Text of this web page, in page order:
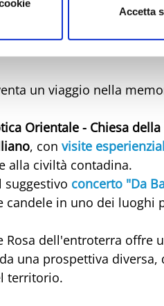
Accetta
band britannica in una
un viaggio nella
Orientale - Chiesa
, con visite
alla civiltà contadina.
suggestivo concerto "Da
in uno dei luoghi
Rosa dell'entroterra offre
una prospettiva diversa,
territorio.